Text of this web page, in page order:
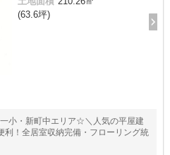
(63.6坪)
小・新町中エリア☆＼人気の平屋建
！全居室収納完備・フローリング統